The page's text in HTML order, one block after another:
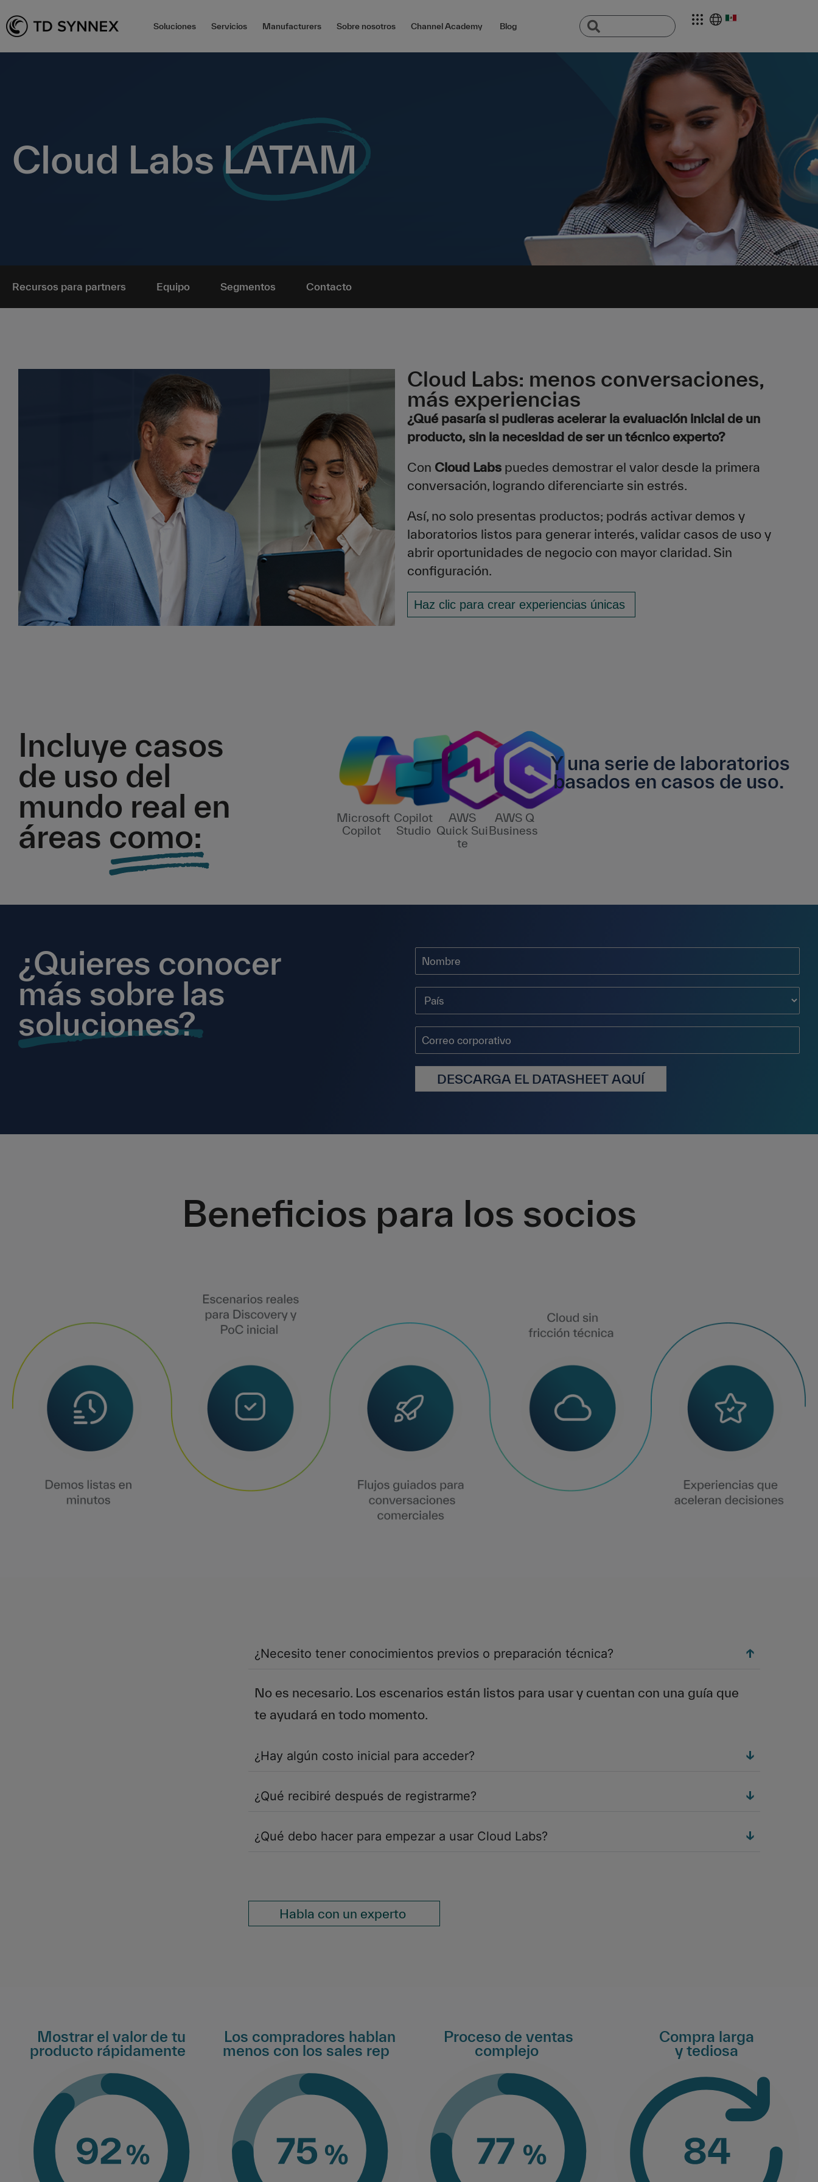
Soluciones Servicios Manufacturers Sobre nosotros Channel Academy Blog
Cloud Labs LATAM
Recursos para partners Equipo Segmentos Contacto
Cloud Labs: menos conversaciones,
más experiencias
¿Qué pasaría si pudieras acelerar la evaluación inicial de un
producto, sin la necesidad de ser un técnico experto?
Con Cloud Labspuedes demostrar el valor desde la primera
conversación, logrando diferenciarte sin estrés.
Así, no solo presentas productos; podrás activar demos y
laboratorios listos para generar interés, validar casos de uso y
abrir oportunidades de negocio con mayor claridad. Sin
configuración.
Haz clic para crear experiencias únicas
Incluye casos
de uso del
mundo real en
áreas como:
Microsoft
Copilot
Copilot
Studio
AWS
Quick Sui
te
AWS Q
Business
Y una serie de laboratorios
basados en casos de uso.
¿Quieres conocer
más sobre las
soluciones?
DESCARGA EL DATASHEET AQUÍ
Beneficios para los socios
¿Necesito tener conocimientos previos o preparación técnica?
No es necesario. Los escenarios están listos para usar y cuentan con una guía que
te ayudará en todo momento.
¿Hay algún costo inicial para acceder?
¿Qué recibiré después de registrarme?
¿Qué debo hacer para empezar a usar Cloud Labs?
Habla con un experto
Mostrar el valor de tu
producto rápidamente
Los compradores hablan
menos con los sales rep
Proceso de ventas
complejo
Compra larga
y tediosa